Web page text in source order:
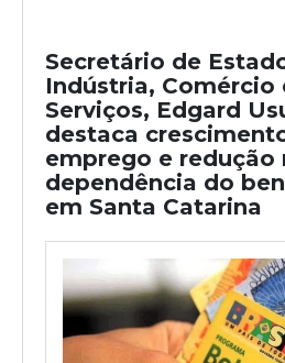
Secretário de
Indústria, Comércio
Serviços, Edgard
destaca
emprego e redução
dependência do
em Santa Catarina